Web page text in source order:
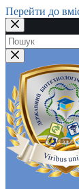
Перейти до
Немає
результатів